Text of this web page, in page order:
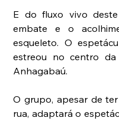
E do fluxo vivo
embate e o
esqueleto. O
estreou no centro
Anhagabaú.
O grupo, apesar de
rua, adaptará o